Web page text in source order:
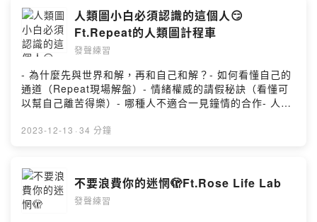
z5/commentsPowered by Firstory Hosting
適合眼科置入🌚👁️訂閱阿發之聲電子報:
https://afrawords.com/newsletter/感染力表達教練課免
費諮詢：
https://calendly.com/afrawords/speechcoaching商業
英文精準表達教練課免費諮詢：
https://calendly.com/afrawords/englishcoaching職涯
諮詢找螺絲來福實驗室IG用💰💰贊助阿發
https://open.firstory.me/user/ckk8e7g71e1ji0830jircvi
z5/donate留言分享你的想法
人類圖小白必須認識的這個人😏
Ft.Repeat的人類圖計程車
發聲練習
- 為什麼先與世界和解，再和自己和解？- 如何看懂自己的
通道（Repeat現場解盤）- 情緒權威的請假秘訣（看懂可
以幫自己離苦得樂）- 哪種人不適合一見鐘情的合作- 人類
解金錢🌝學習人類圖，阿發唯一推薦不踩雷資源人類圖，
常💡訂閱阿發之聲電子報💡感染力表達教練課免費諮詢用
💰💰贊助阿發
https://open.firstory.me/user/ckk8e7g71e1ji0830jircvi
2023-12-13 · 34 分鐘
不要浪費你的迷惘🫣Ft.Rose Life Lab
發聲練習